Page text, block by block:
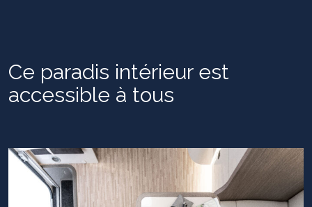
Ce paradis intérieur est
accessible à tous